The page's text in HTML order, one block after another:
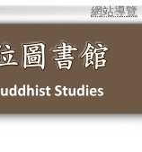
網站導覽